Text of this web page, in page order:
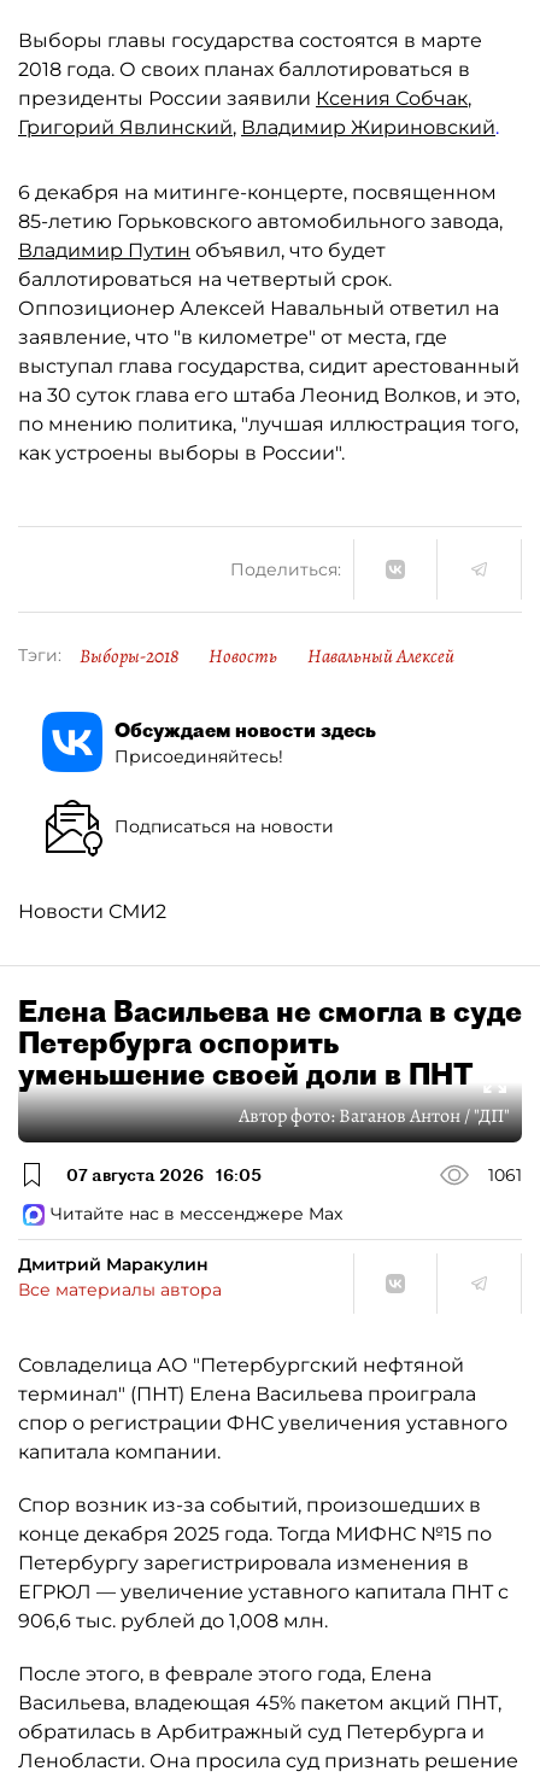
Выборы главы государства состоятся в марте
2018 года. О своих планах баллотироваться в
президенты России заявили Ксения Собчак,
Григорий Явлинский, Владимир Жириновский.
6 декабря на митинге-концерте, посвященном
85-летию Горьковского автомобильного завода,
Владимир Путин объявил, что будет
баллотироваться на четвертый срок.
Оппозиционер Алексей Навальный ответил на
заявление, что "в километре" от места, где
выступал глава государства, сидит арестованный
на 30 суток глава его штаба Леонид Волков, и это,
по мнению политика, "лучшая иллюстрация того,
как устроены выборы в России".
Поделиться:
Тэги: Выборы-2018 Новость Навальный Алексей
Обсуждаем новости здесь
Присоединяйтесь!
Подписаться на новости
Новости СМИ2
Елена Васильева не смогла в суде
Петербурга оспорить
уменьшение своей доли в ПНТ
Автор фото:Ваганов Антон / "ДП"
07 августа 2026 16:05
1061
Читайте нас в мессенджере Max
Дмитрий Маракулин
Все материалы автора
Совладелица АО "Петербургский нефтяной
терминал" (ПНТ) Елена Васильева проиграла
спор о регистрации ФНС увеличения уставного
капитала компании.
Спор возник из-за событий, произошедших в
конце декабря 2025 года. Тогда МИФНС №15 по
Петербургу зарегистрировала изменения в
ЕГРЮЛ — увеличение уставного капитала ПНТ с
906,6 тыс. рублей до 1,008 млн.
После этого, в феврале этого года, Елена
Васильева, владеющая 45% пакетом акций ПНТ,
обратилась в Арбитражный суд Петербурга и
Ленобласти. Она просила суд признать решение